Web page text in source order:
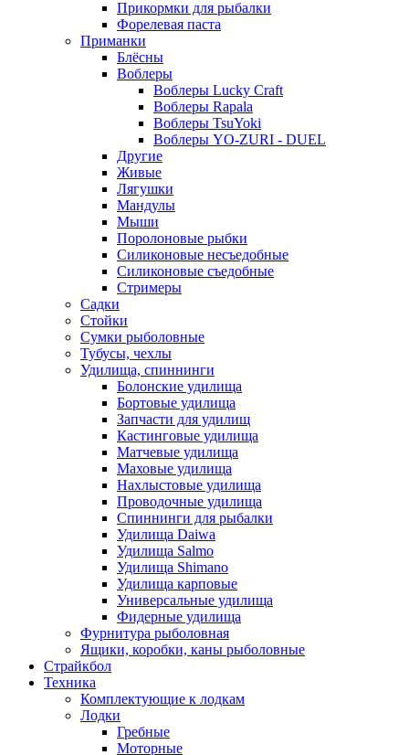
Прикормки для рыбалки
Форелевая паста
Приманки
Блёсны
Воблеры
Воблеры Lucky Craft
Воблеры Rapala
Воблеры TsuYoki
Воблеры YO-ZURI - DUEL
Другие
Живые
Лягушки
Мандулы
Мыши
Поролоновые рыбки
Силиконовые несъедобные
Силиконовые съедобные
Стримеры
Садки
Стойки
Сумки рыболовные
Тубусы, чехлы
Удилища, спиннинги
Болонские удилища
Бортовые удилища
Запчасти для удилищ
Кастинговые удилища
Матчевые удилища
Маховые удилища
Нахлыстовые удилища
Проводочные удилища
Спиннинги для рыбалки
Удилища Daiwa
Удилища Salmo
Удилища Shimano
Удилища карповые
Универсальные удилища
Фидерные удилища
Фурнитура рыболовная
Ящики, коробки, каны рыболовные
Страйкбол
Техника
Комплектующие к лодкам
Лодки
Гребные
Моторные